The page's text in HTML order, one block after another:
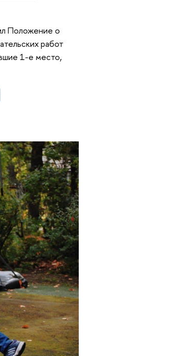
Положение о
работ
1-е место,